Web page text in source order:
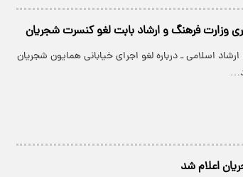
وزارت فرهنگ و ارشاد بابت لغو کنسرت شجریان
اسلامی ـ درباره لغو اجرای خیابانی همایون شجریان
اعلام شد